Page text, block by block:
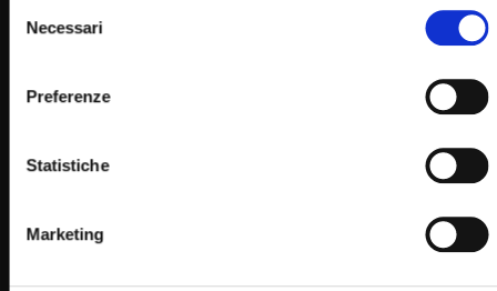
delNecessari
Preferenze
Statistiche
Marketing
La Via Crucis dal Santuario di Padre Pio 19 febbraio